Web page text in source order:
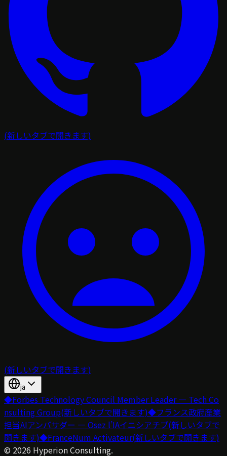
(新しいタブで開きます)
(新しいタブで開きます)
ja
◆Forbes Technology Council Member Leader — Tech Co
nsulting Group(新しいタブで開きます)◆フランス政府産業
担当AIアンバサダー — Osez l’IAイニシアチブ(新しいタブで
開きます)◆FranceNum Activateur(新しいタブで開きます)
© 2026 Hyperion Consulting.